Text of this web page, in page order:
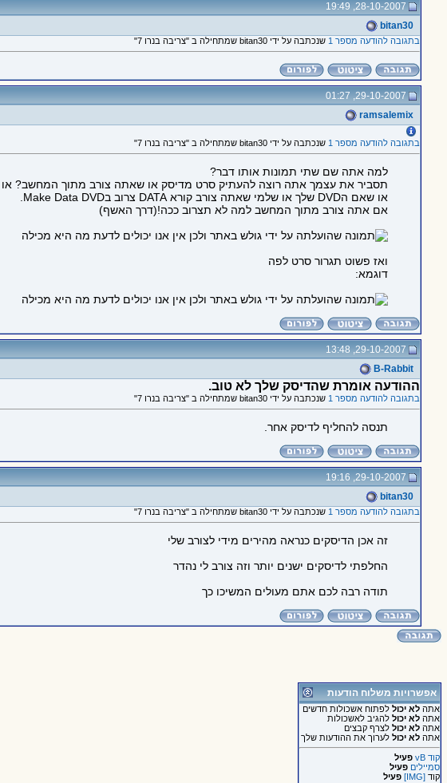
28-10-2007, 19:49
bitan30
בתגובה להודעה מספר 1
שנכתבה על ידי bitan30 שמתחילה ב "צריבה בנרו 7"
29-10-2007, 01:27
ramsalemix
בתגובה להודעה מספר 1 שנכתבה על ידי bitan30 שמתחילה ב "צריבה בנרו 7"
למה אתה שם שתי תמונות אותו דבר?
תסביר את עצמך אתה רוצה להעתיק סרט מדיסק או שאתה צורב מתוך המחשב?
או שאם הDVD שלך או שלמי שאתה צורב קורא DATA צרוב בMake Data DVD.
אם אתה צורב מתוך המחשב למה לא תצרוב ככה!(דרך האשף)
ואז פשוט תגרור סרט לפה
דוגמא:
29-10-2007, 13:48
B-Rabbit
ההודעה אומרת שהדיסק שלך לא טוב.
בתגובה להודעה מספר 1 שנכתבה על ידי bitan30 שמתחילה ב "צריבה בנרו 7"
תנסה להחליף לדיסק אחר.
29-10-2007, 19:16
bitan30
בתגובה להודעה מספר 1
שנכתבה על ידי bitan30 שמתחילה ב "צריבה בנרו 7"
זה אכן הדיסקים כנראה מהירים מידי לצורב שלי
החלפתי לדיסקים ישנים יותר וזה צורב לי נהדר
תודה רבה לכם אתם מעולים המשיכו כך
אפשרויות משלוח הודעות
אתה לא יכוללפתוח אשכולות חדשים
אתה לא יכוללהגיב לאשכולות
אתה לא יכוללצרף קבצים
אתה לא יכוללערוך את ההודעות שלך
קוד vB
פעיל
סמיילים פעיל
קוד [IMG]
פעיל